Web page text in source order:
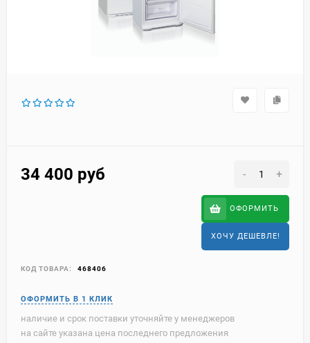
34 400 руб - +
ОФОРМИТЬ
ХОЧУ ДЕШЕВЛЕ!
КОД ТОВАРА: 468406
наличие и срок поставки уточняйте у менеджеров
на сайте указана цена последнего предложения